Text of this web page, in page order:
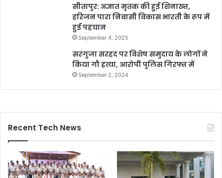
सीतापुर: अज्ञात मृतक की हुई शिनाख्त,
हरिजन पारा निवासी विकास भारती के रूप में
हुई पहचान
September 4, 2025
सरगुजा सरहद पर विशेष समुदाय के लोगों ने
किया गौ हत्या, आरोपी पुलिस गिरफ्त में
September 2, 2024
Recent Tech News